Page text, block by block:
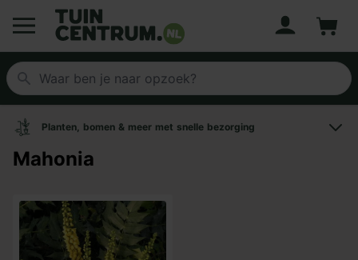
Logo Tuincentrum.nl
Planten, bomen & meer met snelle bezorging
Mahonia